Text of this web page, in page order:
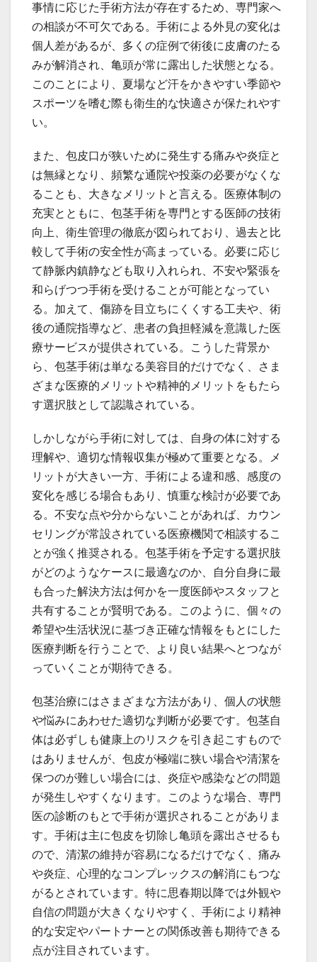
事情に応じた手術方法が存在するため、専門家へ
の相談が不可欠である。手術による外見の変化は
個人差があるが、多くの症例で術後に皮膚のたる
みが解消され、亀頭が常に露出した状態となる。
このことにより、夏場など汗をかきやすい季節や
スポーツを嗜む際も衛生的な快適さが保たれやす
い。
また、包皮口が狭いために発生する痛みや炎症と
は無縁となり、頻繁な通院や投薬の必要がなくな
ることも、大きなメリットと言える。医療体制の
充実とともに、包茎手術を専門とする医師の技術
向上、衛生管理の徹底が図られており、過去と比
較して手術の安全性が高まっている。必要に応じ
て静脈内鎮静なども取り入れられ、不安や緊張を
和らげつつ手術を受けることが可能となってい
る。加えて、傷跡を目立ちにくくする工夫や、術
後の通院指導など、患者の負担軽減を意識した医
療サービスが提供されている。こうした背景か
ら、包茎手術は単なる美容目的だけでなく、さま
ざまな医療的メリットや精神的メリットをもたら
す選択肢として認識されている。
しかしながら手術に対しては、自身の体に対する
理解や、適切な情報収集が極めて重要となる。メ
リットが大きい一方、手術による違和感、感度の
変化を感じる場合もあり、慎重な検討が必要であ
る。不安な点や分からないことがあれば、カウン
セリングが常設されている医療機関で相談するこ
とが強く推奨される。包茎手術を予定する選択肢
がどのようなケースに最適なのか、自分自身に最
も合った解決方法は何かを一度医師やスタッフと
共有することが賢明である。このように、個々の
希望や生活状況に基づき正確な情報をもとにした
医療判断を行うことで、より良い結果へとつなが
っていくことが期待できる。
包茎治療にはさまざまな方法があり、個人の状態
や悩みにあわせた適切な判断が必要です。包茎自
体は必ずしも健康上のリスクを引き起こすもので
はありませんが、包皮が極端に狭い場合や清潔を
保つのが難しい場合には、炎症や感染などの問題
が発生しやすくなります。このような場合、専門
医の診断のもとで手術が選択されることがありま
す。手術は主に包皮を切除し亀頭を露出させるも
ので、清潔の維持が容易になるだけでなく、痛み
や炎症、心理的なコンプレックスの解消にもつな
がるとされています。特に思春期以降では外観や
自信の問題が大きくなりやすく、手術により精神
的な安定やパートナーとの関係改善も期待できる
点が注目されています。